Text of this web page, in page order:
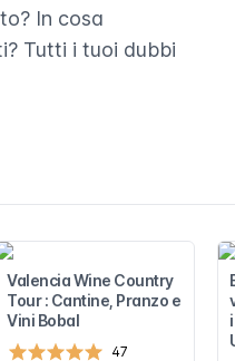
In cosa
Tutti i tuoi dubbi
Valencia Wine Country
Tour : Cantine, Pranzo e
Vini Bobal
47